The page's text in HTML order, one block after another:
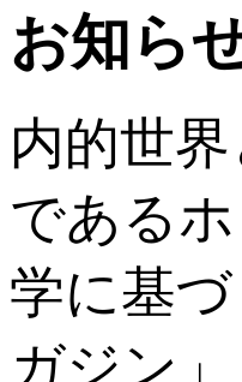
お知ら
内的世
である
学に基
ガジン」